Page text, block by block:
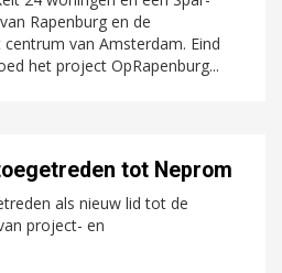
Rapenburg en de
van Amsterdam. Eind
het project OpRapenburg...
tot Neprom
als nieuw lid tot de
project- en